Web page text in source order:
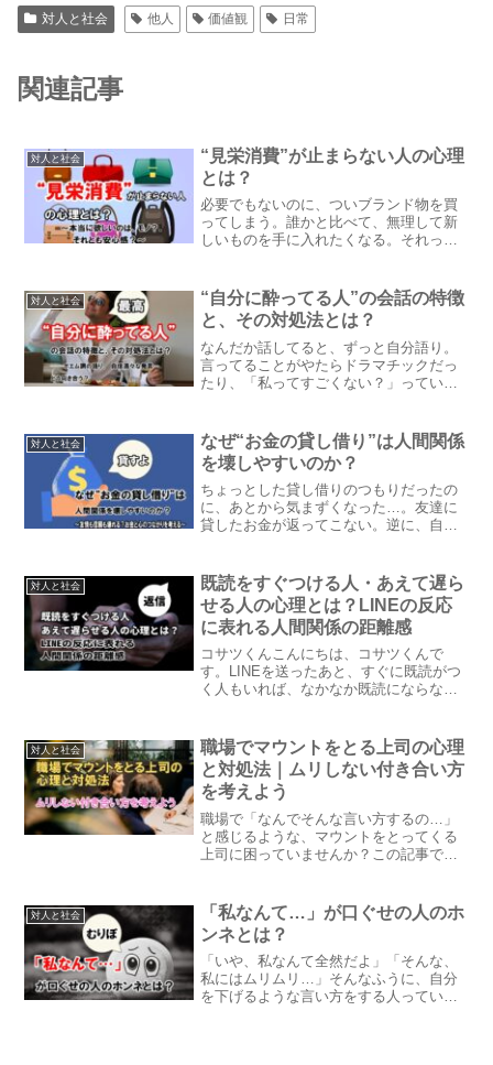
対人と社会 他人 価値観 日常
関連記事
対人と社会
“見栄消費”が止まらない人の心理
とは？
必要でもないのに、ついブランド物を買
ってしまう。誰かと比べて、無理して新
しいものを手に入れたくなる。それって
心理”について、やさしくひも解いていき
ますね。
対人と社会
“自分に酔ってる人”の会話の特徴
と、その対処法とは？
なんだか話してると、ずっと自分語り。
言ってることがやたらドラマチックだっ
たり、「私ってすごくない？」っていう
か、その心理と付き合い方をやさしく考
察していきますね。
対人と社会
なぜ“お金の貸し借り”は人間関係
を壊しやすいのか？
ちょっとした貸し借りのつもりだったの
に、あとから気まずくなった…。友達に
貸したお金が返ってこない。逆に、自分
ませんね。今回は、「お金の貸し借り」
がなぜ人間関係に影を落としやすいの
か、その心理的な背景をやさしく見てい
きます。
対人と社会
既読をすぐつける人・あえて遅ら
せる人の心理とは？LINEの反応
に表れる人間関係の距離感
コサツくんこんにちは、コサツくんで
す。LINEを送ったあと、すぐに既読がつ
く人もいれば、なかなか既読にならない
そんなふうに考えてしまうこともあるか
もしれません。既読をす...
対人と社会
職場でマウントをとる上司の心理
と対処法｜ムリしない付き合い方
を考えよう
職場で「なんでそんな言い方するの…」
と感じるような、マウントをとってくる
上司に困っていませんか？この記事で
紹介します。
対人と社会
「私なんて…」が口ぐせの人のホ
ンネとは？
「いや、私なんて全然だよ」「そんな、
私にはムリムリ…」そんなふうに、自分
を下げるような言い方をする人っていま